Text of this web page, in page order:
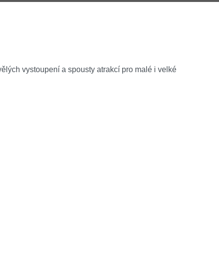
vystoupení a spousty atrakcí pro malé i velké